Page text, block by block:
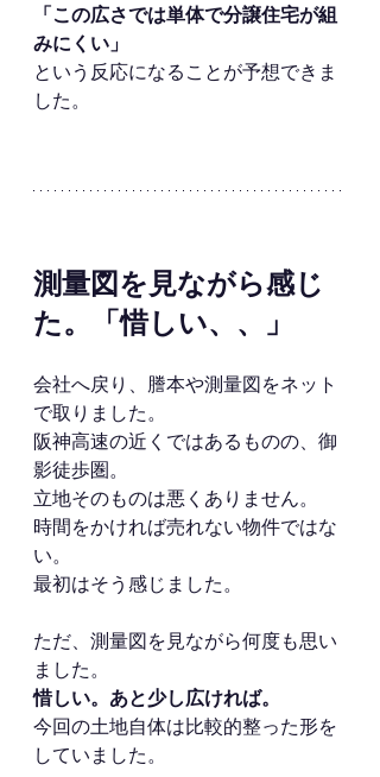
「この広さでは単体で分譲住宅が組
みにくい」
という反応になることが予想できま
した。
測量図を見ながら感じ
た。「惜しい、、」
会社へ戻り、謄本や測量図をネット
で取りました。
阪神高速の近くではあるものの、御
影徒歩圏。
立地そのものは悪くありません。
時間をかければ売れない物件ではな
い。
最初はそう感じました。
ただ、測量図を見ながら何度も思い
ました。
惜しい。あと少し広ければ。
今回の土地自体は比較的整った形を
していました。